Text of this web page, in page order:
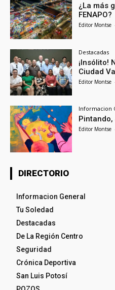
¿La más
FENAPO?
Editor Montse -
Destacadas
¡Insólito!
Ciudad
Editor Montse -
Informacion
Editor Montse -
DIRECTORIO
Informacion General
Tu Soledad
Destacadas
De La Región Centro
Seguridad
Crónica Deportiva
San Luis Potosí